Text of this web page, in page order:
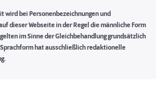
wird bei Personenbezeichnungen und
dieser Webseite in der Regel die männliche Form
im Sinne der Gleichbehandlung grundsätzlich
hat ausschließlich redaktionelle